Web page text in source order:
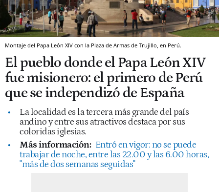
Montaje del Papa León XIV con la Plaza de Armas de Trujillo, en Perú.
El pueblo donde el Papa León XIV
fue misionero: el primero de Perú
que se independizó de España
La localidad es la tercera más grande del país
andino y entre sus atractivos destaca por sus
coloridas iglesias.
Más información: Entró en vigor: no se puede
trabajar de noche, entre las 22.00 y las 6.00 horas,
"más de dos semanas seguidas"